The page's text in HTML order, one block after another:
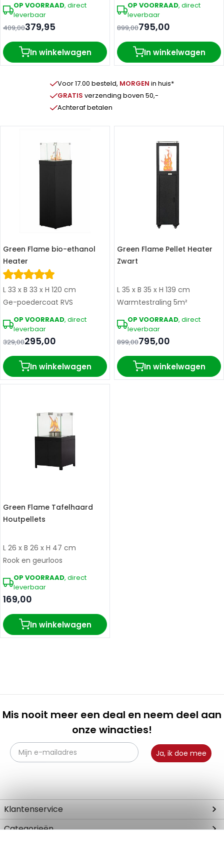
OP VOORRAAD, direct
leverbaar
379,95
409,00
In winkelwagen
OP VOORRAAD, direct
leverbaar
795,00
899,00
In winkelwagen
Green Flame bio-ethanol
Heater
L 33 x B 33 x H 120 cm
Ge-poedercoat RVS
OP VOORRAAD, direct
leverbaar
295,00
329,00
In winkelwagen
Green Flame Pellet Heater
Zwart
L 35 x B 35 x H 139 cm
Warmtestraling 5m²
OP VOORRAAD, direct
leverbaar
795,00
899,00
In winkelwagen
Green Flame Tafelhaard
Houtpellets
L 26 x B 26 x H 47 cm
Rook en geurloos
OP VOORRAAD, direct
leverbaar
169,00
In winkelwagen
Voor 17.00 besteld, MORGEN in huis*
GRATIS verzending boven 50,-
Achteraf betalen
Mis nooit meer een deal en neem deel aan
onze winacties!
Ja, ik doe mee
Klantenservice
Contact
Categorieën